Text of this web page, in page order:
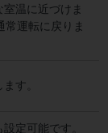
温に近づけま
運転に戻りま
す。
定可能です。